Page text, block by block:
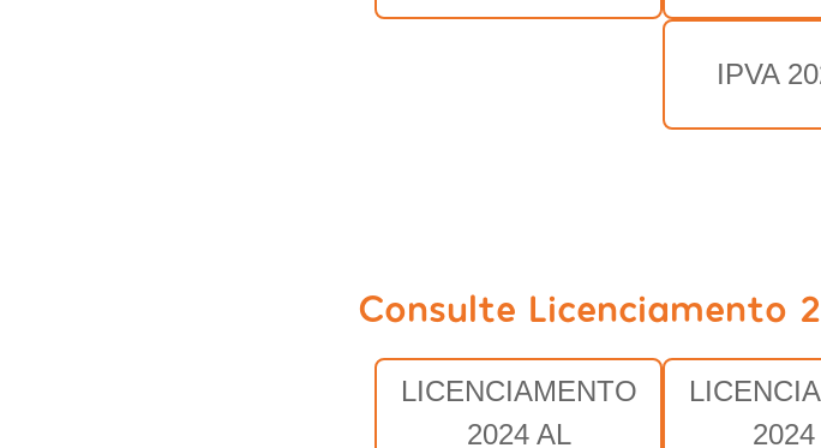
IPVA
Consulte Licenciamento
LICENCIAMENTO
2024 AL